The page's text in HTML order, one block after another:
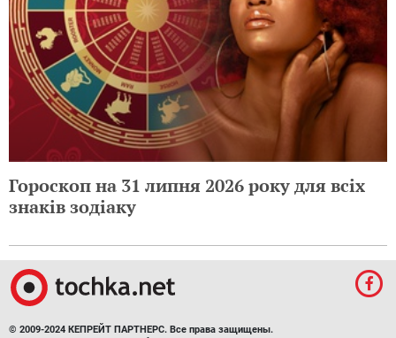
Гороскоп на 31 липня 2026 року для всіх
знаків зодіаку
© 2009-2024 КЕПРЕЙТ ПАРТНЕРС. Все права защищены.